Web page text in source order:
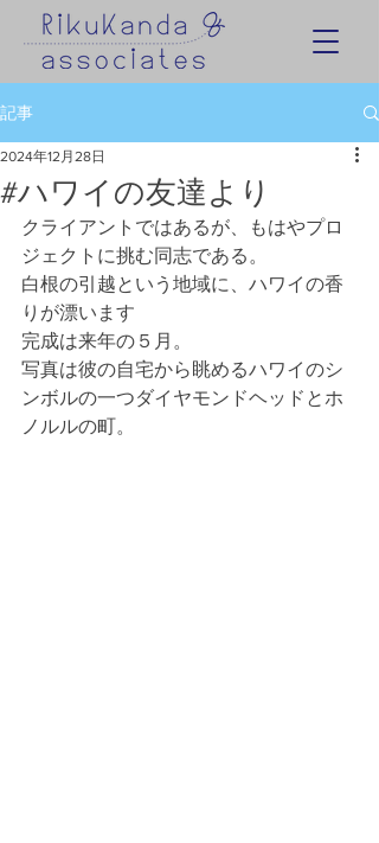
記事
#ハワイの友達より
2024年12月28日
クライアントではあるが、もはやプロ
ジェクトに挑む同志である。
白根の引越という地域に、ハワイの香
りが漂います
完成は来年の５月。
写真は彼の自宅から眺めるハワイのシ
ンボルの一つダイヤモンドヘッドとホ
ノルルの町。